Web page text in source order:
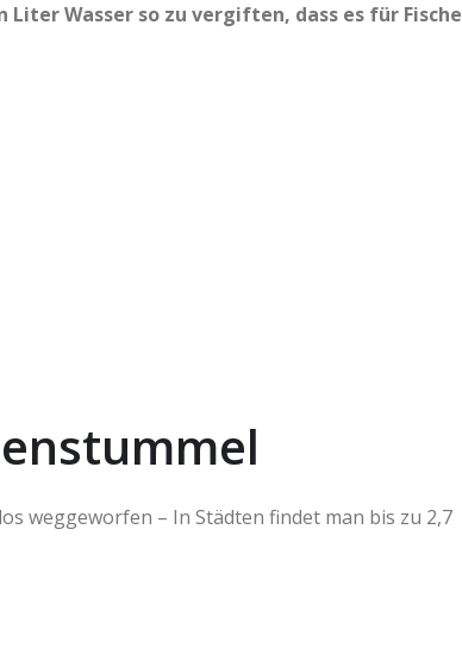
Wasser so zu vergiften, dass es für Fische
weggeworfen – In Städten findet man bis zu 2,7